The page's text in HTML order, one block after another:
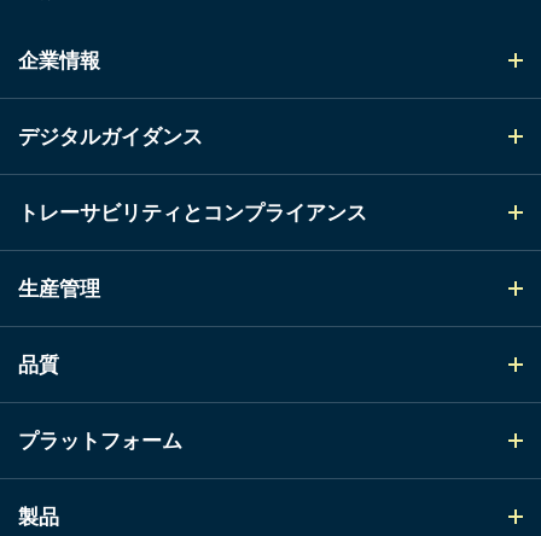
企業情報
デジタルガイダンス
トレーサビリティとコンプライアンス
生産管理
品質
プラットフォーム
製品